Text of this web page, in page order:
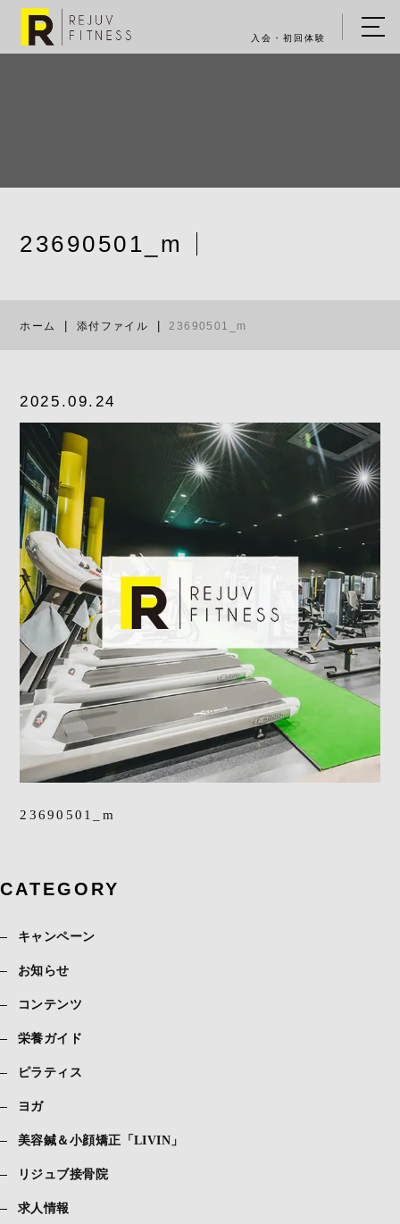
入会・初回体験
23690501_m
ホーム 添付ファイル 23690501_m
2025.09.24
23690501_m
CATEGORY
キャンペーン
お知らせ
コンテンツ
栄養ガイド
ピラティス
ヨガ
美容鍼＆小顔矯正「LIVIN」
リジュブ接骨院
求人情報
ホーム
料金表
店舗一覧
よくあるご質問
求人情報
058-338-3504
入会・初回体験はこちら